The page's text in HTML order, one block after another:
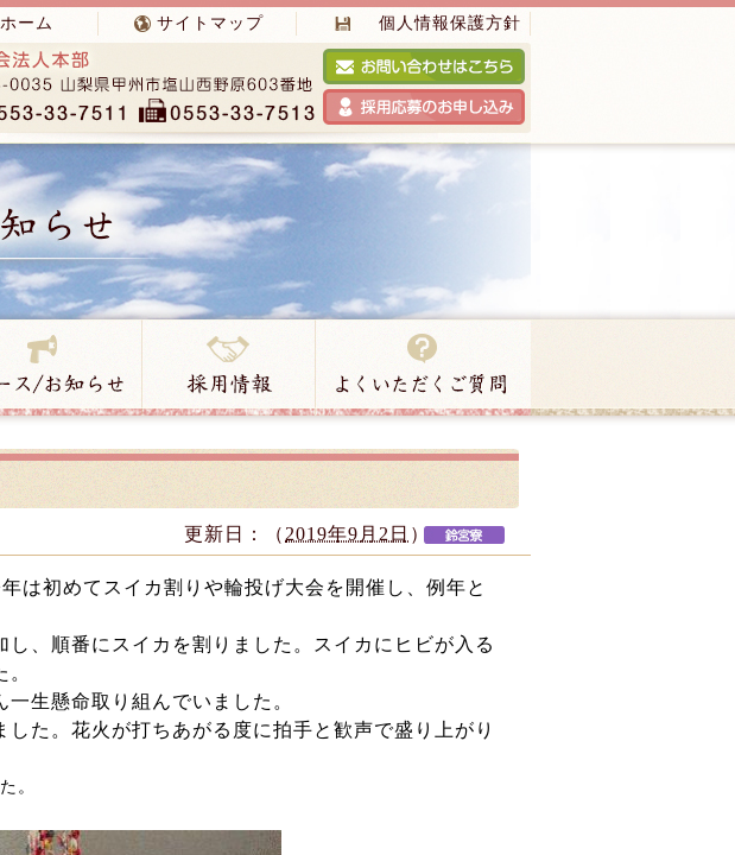
ホーム サイトマップ 個人情報保護方針
更新日：（ 2019年9月2日 ）
は初めてスイカ割りや輪投げ大会を開催し、例年と
、順番にスイカを割りました。スイカにヒビが入る
生懸命取り組んでいました。
た。花火が打ちあがる度に拍手と歓声で盛り上がり
。